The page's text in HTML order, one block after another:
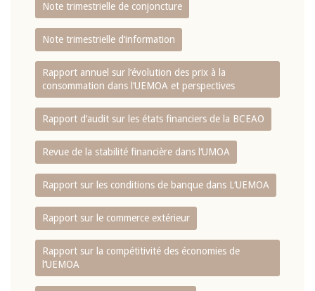
Note trimestrielle de conjoncture
Note trimestrielle d‘information
Rapport annuel sur l‘évolution des prix à la
consommation dans l‘UEMOA et perspectives
Rapport d‘audit sur les états financiers de la BCEAO
Revue de la stabilité financière dans l‘UMOA
Rapport sur les conditions de banque dans L‘UEMOA
Rapport sur le commerce extérieur
Rapport sur la compétitivité des économies de
l‘UEMOA